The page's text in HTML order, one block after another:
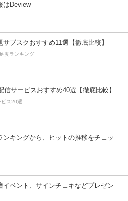
はDeview
サブスクおすすめ11選【徹底比較】
度ランキング
信サービスおすすめ40選【徹底比較】
ビス20選
ンキングから、ヒットの推移をチェッ
イベント、サインチェキなどプレゼン